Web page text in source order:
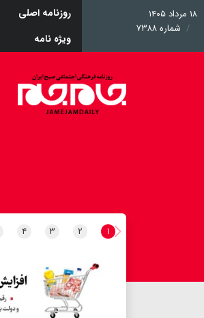
۱۸ مرداد ۱۴۰۵
شماره ۷۳۸۸
روزنامه اصلی
ویژه نامه
۱ ۲ ۳ ۴